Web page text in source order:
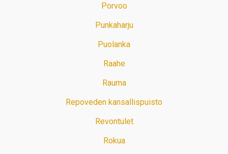
Porvoo
Punkaharju
Puolanka
Raahe
Rauma
Repoveden kansallispuisto
Revontulet
Rokua